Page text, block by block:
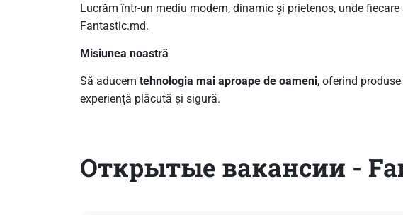
Lucrăm într-un mediu modern, dinamic și prietenos, unde
Fantastic.md.
Misiunea noastră
Să aducem tehnologia mai aproape de oameni, oferind
experiență plăcută și sigură.
Открытые вакансии -